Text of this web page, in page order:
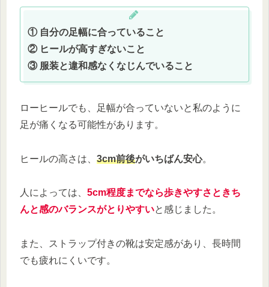
① 自分の足幅に合っていること
② ヒールが高すぎないこと
③ 服装と違和感なくなじんでいること
ローヒールでも、足幅が合っていないと私のように
足が痛くなる可能性があります。
ヒールの高さは、 3cm前後がいちばん安心。
人によっては、 5cm程度までなら歩きやすさときち
んと感のバランスがとりやすいと感じました。
また、ストラップ付きの靴は安定感があり、長時間
でも疲れにくいです。